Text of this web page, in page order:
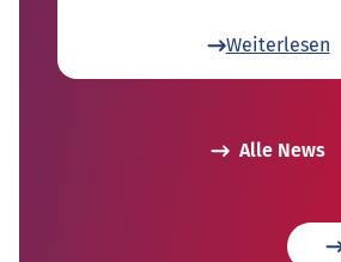
Weiterlesen
Alle News